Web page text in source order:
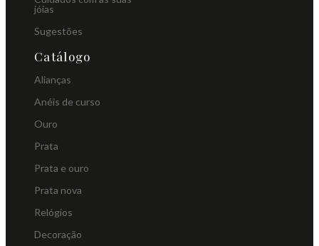
jóias
Sugestões
Catálogo
Alianças
Anéis de curso
Ouro
Prata
Prata e ouro
Prata nova
Relógios
Decoração